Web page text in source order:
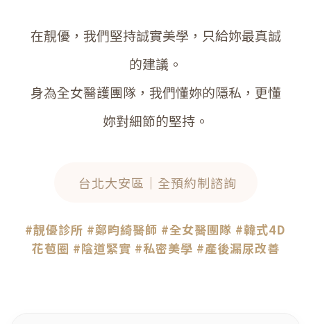
在靚優，我們堅持誠實美學，只給妳最真誠
的建議。
身為全女醫護團隊，我們懂妳的隱私，更懂
妳對細節的堅持。
台北大安區｜全預約制諮詢
#靚優診所 #鄭畇綺醫師 #全女醫團隊 #韓式4D
花苞圈 #陰道緊實 #私密美學 #產後漏尿改善